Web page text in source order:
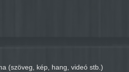
(szöveg, kép, hang, videó stb.)